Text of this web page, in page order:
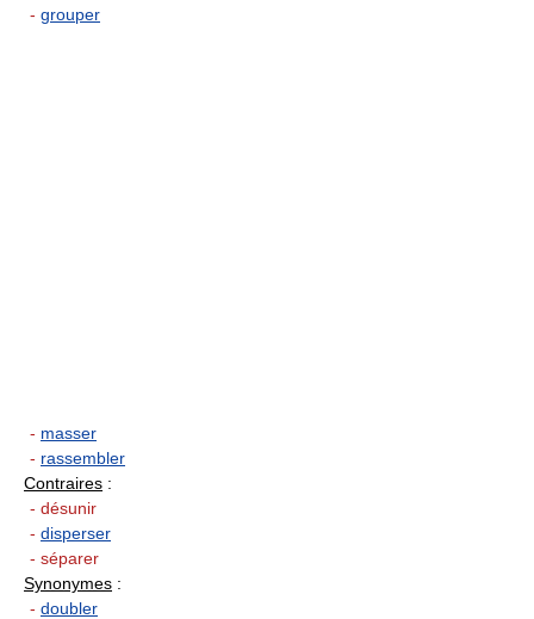
- grouper
- masser
- rassembler
Contraires :
- désunir
- disperser
- séparer
Synonymes :
- doubler